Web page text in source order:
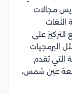
مجالات
اللغات
التركيز على
البرمجيات
التي تقدم
عين شمس،